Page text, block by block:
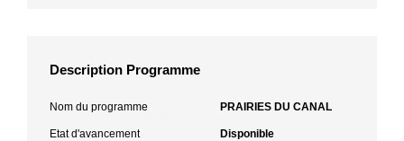
Description Programme
Nom du programme PRAIRIES DU CANAL
Etat d'avancement Disponible